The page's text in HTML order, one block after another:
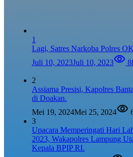
1
Lagi, Satres Narkoba Polres
Juli 10, 2023Juli 10, 2023
2
Assiama Presisi, Kapolres
di Doakan.
Mei 19, 2024Mei 25, 2024
3
Upacara Memperingati Hari
2023, Wakapolres Lampung
Kepala BPIP RI.